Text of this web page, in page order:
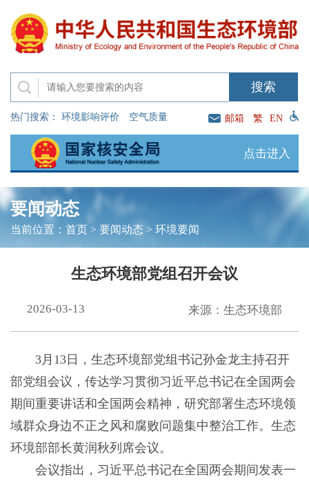
热门搜索： 环境影响评价 空气质量 邮箱 繁 EN
点击进入
要闻动态
当前位置： 首页> 要闻动态 > 环境要闻
生态环境部党组召开会议
2026-03-13 来源：生态环境部
3月13日，生态环境部党组书记孙金龙主持召开
部党组会议，传达学习贯彻习近平总书记在全国两会
期间重要讲话和全国两会精神，研究部署生态环境领
域群众身边不正之风和腐败问题集中整治工作。生态
环境部部长黄润秋列席会议。
会议指出，习近平总书记在全国两会期间发表一